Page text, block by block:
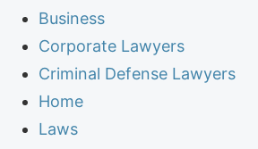
Business
Corporate Lawyers
Criminal Defense Lawyers
Home
Laws